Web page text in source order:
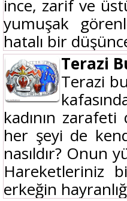
ince, zarif ve
yumuşak
hatalı bir
Terazi
Terazi
kadının
her şeyi de
nasıldır? Onun
Hareketleriniz
erkeğin